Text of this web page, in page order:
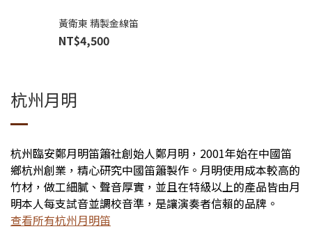
黃衛東 精製金線笛
NT$4,500
杭州月明
杭州臨安鄭月明笛簫社創始人鄭月明，2001年始在中國笛
鄉杭州創業，精心研究中國笛簫製作。月明使用成本較高的
竹材，做工細膩、 聲音厚實，並且在特級以上的產品皆由月
明本人每支試音並調校音準，是讓演奏者信賴的品牌。
查看所有杭州月明笛